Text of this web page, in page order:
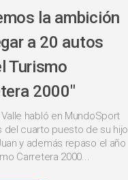
la ambición
a 20 autos
Turismo
2000"
habló en MundoSport
del cuarto puesto de su hijo
y además repaso el año
Carretera 2000...